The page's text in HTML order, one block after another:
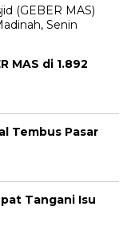
MAS di 1.892
Tembus Pasar
Tangani Isu